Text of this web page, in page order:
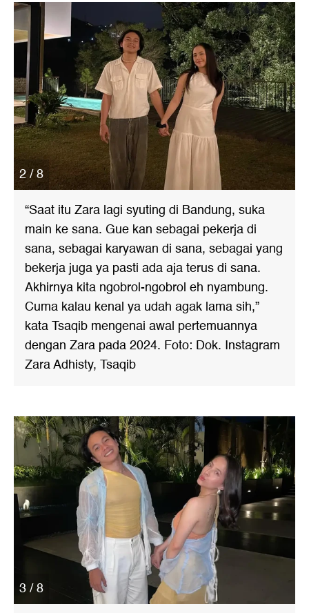
2 / 8
“Saat itu Zara lagi syuting di Bandung, suka
main ke sana. Gue kan sebagai pekerja di
sana, sebagai karyawan di sana, sebagai yang
bekerja juga ya pasti ada aja terus di sana.
Akhirnya kita ngobrol-ngobrol eh nyambung.
Cuma kalau kenal ya udah agak lama sih,”
kata Tsaqib mengenai awal pertemuannya
dengan Zara pada 2024. Foto: Dok. Instagram
Zara Adhisty, Tsaqib
3 / 8